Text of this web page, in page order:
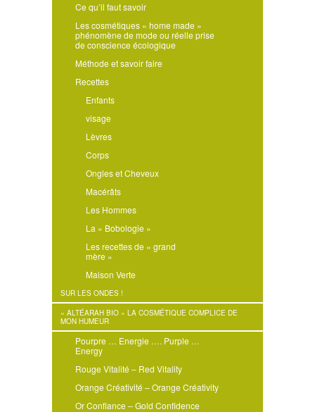
Ce qu’il faut savoir
Les cosmétiques « home made »
phénomène de mode ou réelle prise
de conscience écologique
Méthode et savoir faire
Recettes
Enfants
visage
Lèvres
Corps
Ongles et Cheveux
Macérâts
Les Hommes
La « Bobologie »
Les recettes de « grand
mère »
Maison Verte
SUR LES ONDES !
« ALTÉARAH BIO » LA COSMÉTIQUE COMPLICE DE
MON HUMEUR
Pourpre … Energie …. Purple …
Energy
Rouge Vitalité – Red Vitality
Orange Créativité – Orange Créativity
Or Confiance – Gold Confidence